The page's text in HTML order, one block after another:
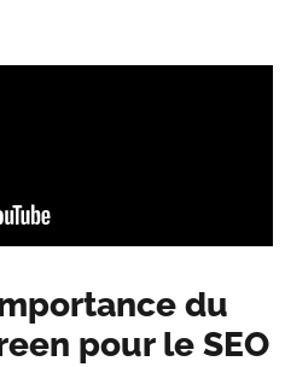
du
pour le SEO